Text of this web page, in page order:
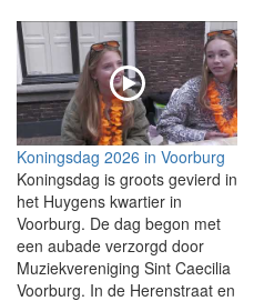
Koningsdag 2026 in Voorburg
Koningsdag is groots gevierd in
het Huygens kwartier in
Voorburg. De dag begon met
een aubade verzorgd door
Muziekvereniging Sint Caecilia
Voorburg. In de Herenstraat en